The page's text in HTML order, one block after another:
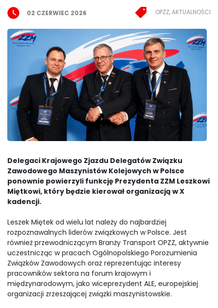
02 CZERWIEC 2026 OPZZ, AKTUALNOŚCI
Delegaci Krajowego Zjazdu Delegatów Związku
Zawodowego Maszynistów Kolejowych w Polsce
ponownie powierzyli funkcję Prezydenta ZZM Leszkowi
Miętkowi, który będzie kierował organizacją w X
kadencji.
Leszek Miętek od wielu lat należy do najbardziej
rozpoznawalnych liderów związkowych w Polsce. Jest
również przewodniczącym Branży Transport OPZZ, aktywnie
uczestnicząc w pracach Ogólnopolskiego Porozumienia
Związków Zawodowych oraz reprezentując interesy
pracowników sektora na forum krajowym i
międzynarodowym, jako wiceprezydent ALE, europejskiej
organizacji zrzeszającej związki maszynistowskie.